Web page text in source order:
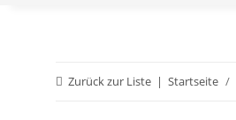
Zurück zur Liste Startseite